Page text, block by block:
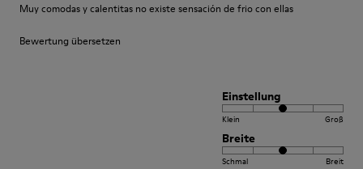
Muy comodas y calentitas no existe sensación de frio con ellas
Bewertung übersetzen
Einstellung
Klein Groß
Breite
Schmal Breit